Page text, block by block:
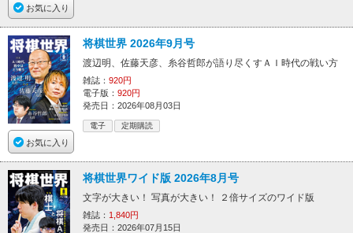
お気に入り
お気に入り
将棋世界 2026年9月号
渡辺明、佐藤天彦、糸谷哲郎が語り尽くすＡＩ時代の戦い方
雑誌： 920円
電子版： 920円
発売日：2026年08月03日
電子 定期購読
将棋世界ワイド版 2026年8月号
文字が大きい！ 写真が大きい！ ２倍サイズのワイド版
雑誌： 1,840円
発売日：2026年07月15日